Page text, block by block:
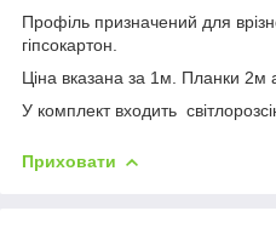
Профіль призначений для
гіпсокартон.
Ціна вказана за 1м. Планки 2м
У комплект входить
Приховати